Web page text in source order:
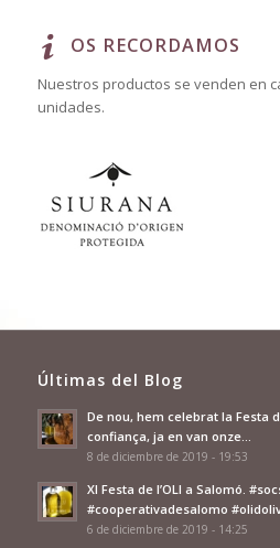
OS RECORDAMOS
Nuestros productos se venden en
unidades.
Últimas del Blog
De nou, hem celebrat la Festa
confiança, ja en van onze…
8 de diciembre de 2019 - 19:53
XI Festa de l’OLI a Salomó.
#cooperativadesalomo
6 de diciembre de 2019 - 14:25